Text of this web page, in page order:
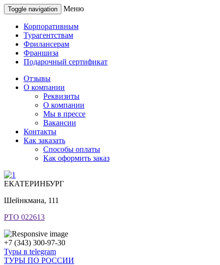
Toggle navigation Меню
Корпоративным
Турагентствам
Фрилансерам
Франшиза
Подарочный сертификат
Отзывы
О компании
Реквизиты
О компании
Мы в прессе
Вакансии
Контакты
Как заказать
Способы оплаты
Как оформить заказ
ЕКАТЕРИНБУРГ
Шейнкмана, 111
РТО 022613
+7 (343) 300-97-30
Туры в telegram
ТУРЫ ПО РОССИИ